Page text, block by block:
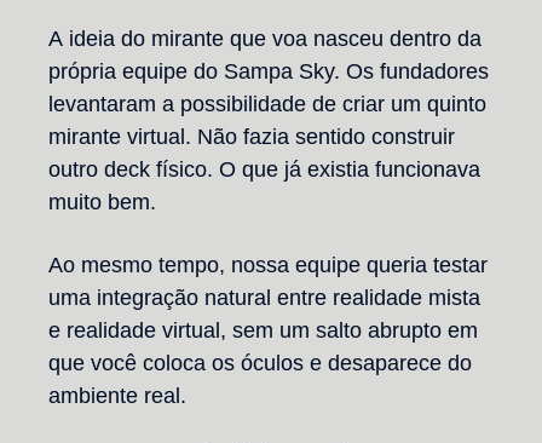
A ideia do mirante que voa nasceu dentro da
própria equipe do Sampa Sky. Os fundadores
levantaram a possibilidade de criar um quinto
mirante virtual. Não fazia sentido construir
outro deck físico. O que já existia funcionava
muito bem.
Ao mesmo tempo, nossa equipe queria testar
uma integração natural entre realidade mista
e realidade virtual, sem um salto abrupto em
que você coloca os óculos e desaparece do
ambiente real.